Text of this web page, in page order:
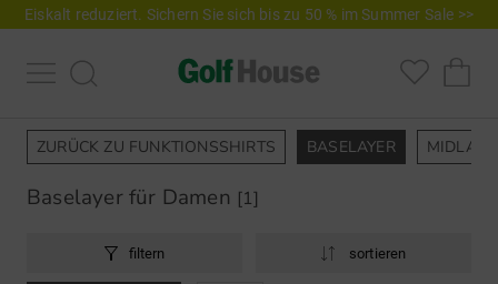
Eiskalt reduziert. Sichern Sie sich bis zu 50 % im Summer Sale >>
ZURÜCK ZU FUNKTIONSSHIRTS BASELAYER
Baselayer für Damen [1]
filtern sortieren